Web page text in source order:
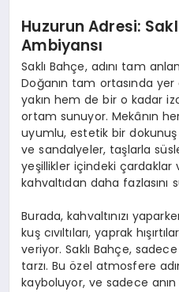
Huzurun Adresi:
Ambiyansı
Saklı Bahçe, adını tam
Doğanın tam ortasında
yakın hem de bir o kadar
ortam sunuyor. Mekânın
uyumlu, estetik bir
ve sandalyeler, taşlarla
yeşillikler içindeki çardaklar
kahvaltıdan daha fazlasını
Burada, kahvaltınızı
kuş cıvıltıları, yaprak
veriyor. Saklı Bahçe,
tarzı. Bu özel atmosfere
kayboluyor, ve sadece anın